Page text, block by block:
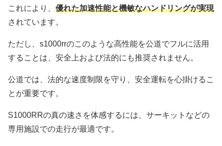
これにより、 優れた加速性能と機敏なハンドリングが実現
されています。
ただし、s1000rrのこのような高性能を公道でフルに活用
することは、安全上および法的にも推奨されません。
公道では、法的な速度制限を守り、安全運転を心掛けるこ
とが重要です。
S1000RRの真の速さを体感するには、サーキットなどの
専用施設での走行が最適です。